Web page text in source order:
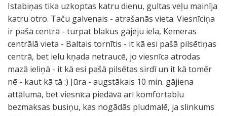
Istabiņas tika uzkoptas katru dienu, gultas veļu mainīja
katru otro. Taču galvenais - atrašanās vieta. Viesnīciņa
ir pašā centrā - turpat blakus gājēju iela, Kemeras
centrālā vieta - Baltais tornītis - it kā esi pašā pilsētiņas
centrā, bet ielu kņada netraucē, jo viesnīca atrodas
mazā ieliņā - it kā esi pašā pilsētas sirdī un it kā tomēr
nē - kaut kā tā :) Jūra - augstākais 10 min. gājiena
attālumā, bet viesnīca piedāvā arī komfortablu
bezmaksas busiņu, kas nogādās pludmalē, ja slinkums